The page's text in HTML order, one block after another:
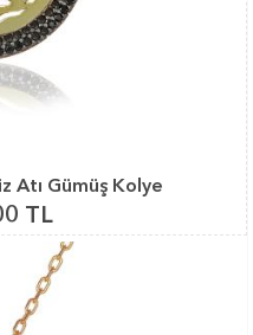
Atı Gümüş Kolye
TL